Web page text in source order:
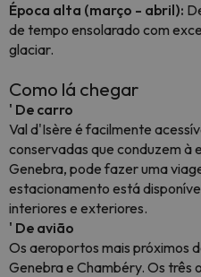
Época alta (março - abril):
de tempo ensolarado com
glaciar.
Como lá chegar
' De carro
Val d'Isère é facilmente
conservadas que conduzem à
Genebra, pode fazer uma
estacionamento está
interiores e exteriores.
' De avião
Os aeroportos mais próximos
Genebra e Chambéry. Os três